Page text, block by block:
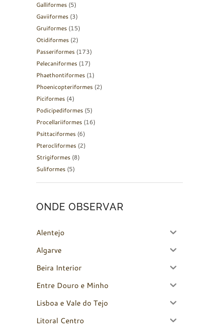
Galliformes (5)
Gaviiformes (3)
Gruiformes (15)
Otidiformes (2)
Passeriformes (173)
Pelecaniformes (17)
Phaethontiformes (1)
Phoenicopteriformes (2)
Piciformes (4)
Podicipediformes (5)
Procellariiformes (16)
Psittaciformes (6)
Pterocliformes (2)
Strigiformes (8)
Suliformes (5)
ONDE OBSERVAR
Alentejo
Algarve
Beira Interior
Entre Douro e Minho
Lisboa e Vale do Tejo
Litoral Centro